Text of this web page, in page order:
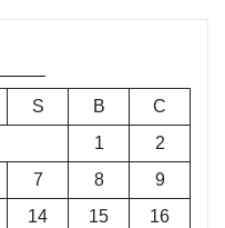
S B
C
1
2
7 8
9
14 15
16